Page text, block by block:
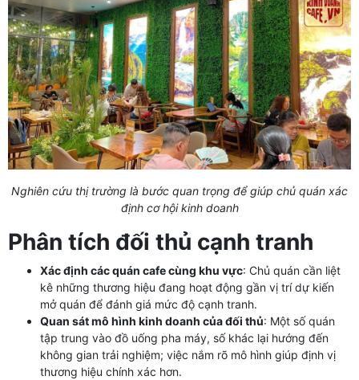
Nghiên cứu thị trường là bước quan trọng để giúp chủ quán xác
định cơ hội kinh doanh
Phân tích đối thủ cạnh tranh
Xác định các quán cafe cùng khu vực: Chủ quán cần liệt
kê những thương hiệu đang hoạt động gần vị trí dự kiến
mở quán để đánh giá mức độ cạnh tranh.
Quan sát mô hình kinh doanh của đối thủ: Một số quán
tập trung vào đồ uống pha máy, số khác lại hướng đến
không gian trải nghiệm; việc nắm rõ mô hình giúp định vị
thương hiệu chính xác hơn.